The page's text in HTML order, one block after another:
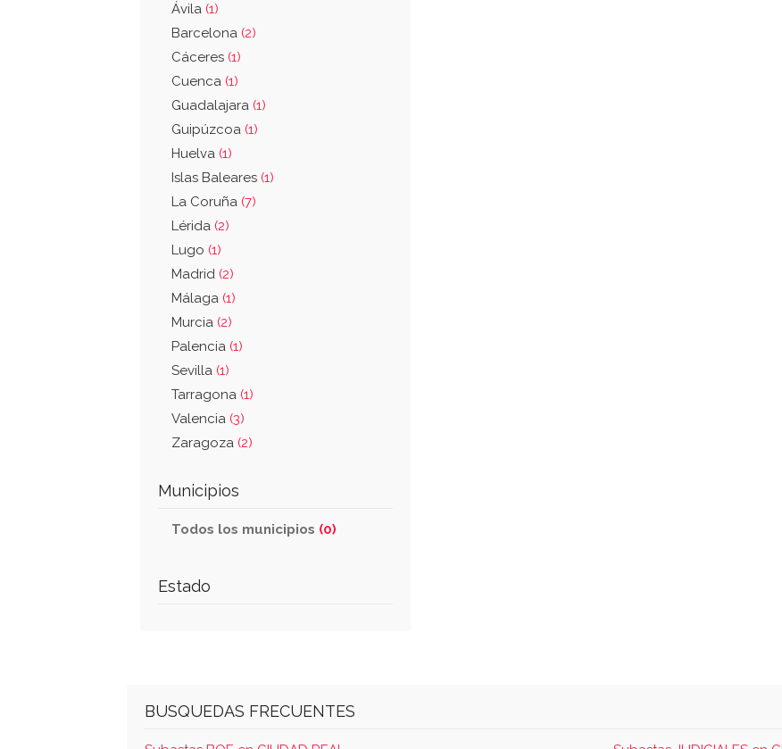
Ávila (1)
Barcelona (2)
Cáceres (1)
Cuenca (1)
Guadalajara (1)
Guipúzcoa (1)
Huelva (1)
Islas Baleares (1)
La Coruña (7)
Lérida (2)
Lugo (1)
Madrid (2)
Málaga (1)
Murcia (2)
Palencia (1)
Sevilla (1)
Tarragona (1)
Valencia (3)
Zaragoza (2)
Municipios
Todos los municipios (0)
Estado
BUSQUEDAS FRECUENTES